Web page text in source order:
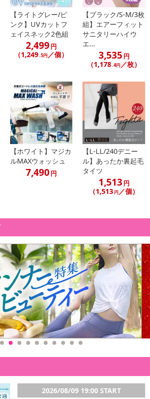
含まれております。
PAY、au PAY（auかんたん決済）、ソフトバ
楽天ペイ、メルペイ、AEON Pay、Amazon
、決済のため外部サイトへ遷移します。
ごとに定められた決済期限日にお支払いを完
て】
の商品については、商品の発送完了後、配送
に表示されない場合もございます。
いて】
な商品の場合、商品によってご指定できる
なる可能性がございます。
場合は、配送日時指定をご利用いただけませ
品カテゴリー別注意事項（※必ずご確認くだ
こちらの情報は 2026年07月09日 時点での情報となります。
【ライトグレー/ピ
ンク】UVカットフ
ェイスネック2色組
2,499円
（1,249.5円 ／個）
【ブラック/S-M/3枚
組】エアーフィット
サニタリーハイウ
エ...
3,535 円
（1,178.4円 ／枚）
【ホワイト】マジカ
ルMAXウォッシュ
7,490円
【L-LL/240デニー
ル】あったか裏起毛
タイツ
1,513円
（1,513 円／個）
2026/08/09 19:00 START